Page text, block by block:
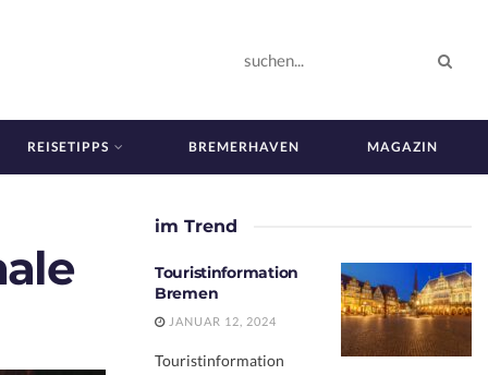
REISETIPPS BREMERHAVEN MAGAZIN
im Trend
Touristinformation
Bremen
JANUAR 12, 2024
Touristinformation